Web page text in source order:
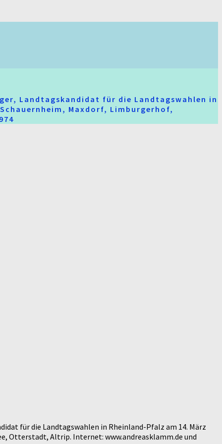
Landtagskandidat für die Landtagswahlen in
Maxdorf, Limburgerhof,
für die Landtagswahlen in Rheinland-Pfalz am 14. März
Otterstadt, Altrip. Internet: www.andreasklamm.de und